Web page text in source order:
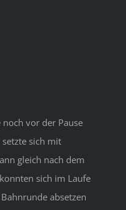
vor der Pause
sich mit
gleich nach dem
sich im Laufe
absetzen